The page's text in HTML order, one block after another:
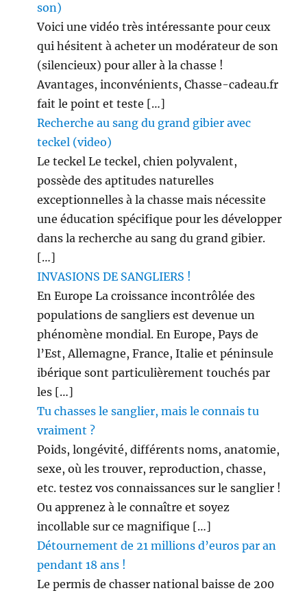
son)
Voici une vidéo très intéressante pour ceux
qui hésitent à acheter un modérateur de son
(silencieux) pour aller à la chasse !
Avantages, inconvénients, Chasse-cadeau.fr
fait le point et teste […]
Recherche au sang du grand gibier avec
teckel (video)
Le teckel Le teckel, chien polyvalent,
possède des aptitudes naturelles
exceptionnelles à la chasse mais nécessite
une éducation spécifique pour les développer
dans la recherche au sang du grand gibier.
[…]
INVASIONS DE SANGLIERS !
En Europe La croissance incontrôlée des
populations de sangliers est devenue un
phénomène mondial. En Europe, Pays de
l’Est, Allemagne, France, Italie et péninsule
ibérique sont particulièrement touchés par
les […]
Tu chasses le sanglier, mais le connais tu
vraiment ?
Poids, longévité, différents noms, anatomie,
sexe, où les trouver, reproduction, chasse,
etc. testez vos connaissances sur le sanglier !
Ou apprenez à le connaître et soyez
incollable sur ce magnifique […]
Détournement de 21 millions d’euros par an
pendant 18 ans !
Le permis de chasser national baisse de 200